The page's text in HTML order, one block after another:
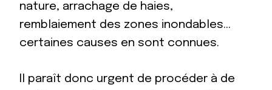
nature, arrachage de haies,
remblaiement des zones inondables…
certaines causes en sont connues.
Il paraît donc urgent de procéder à de